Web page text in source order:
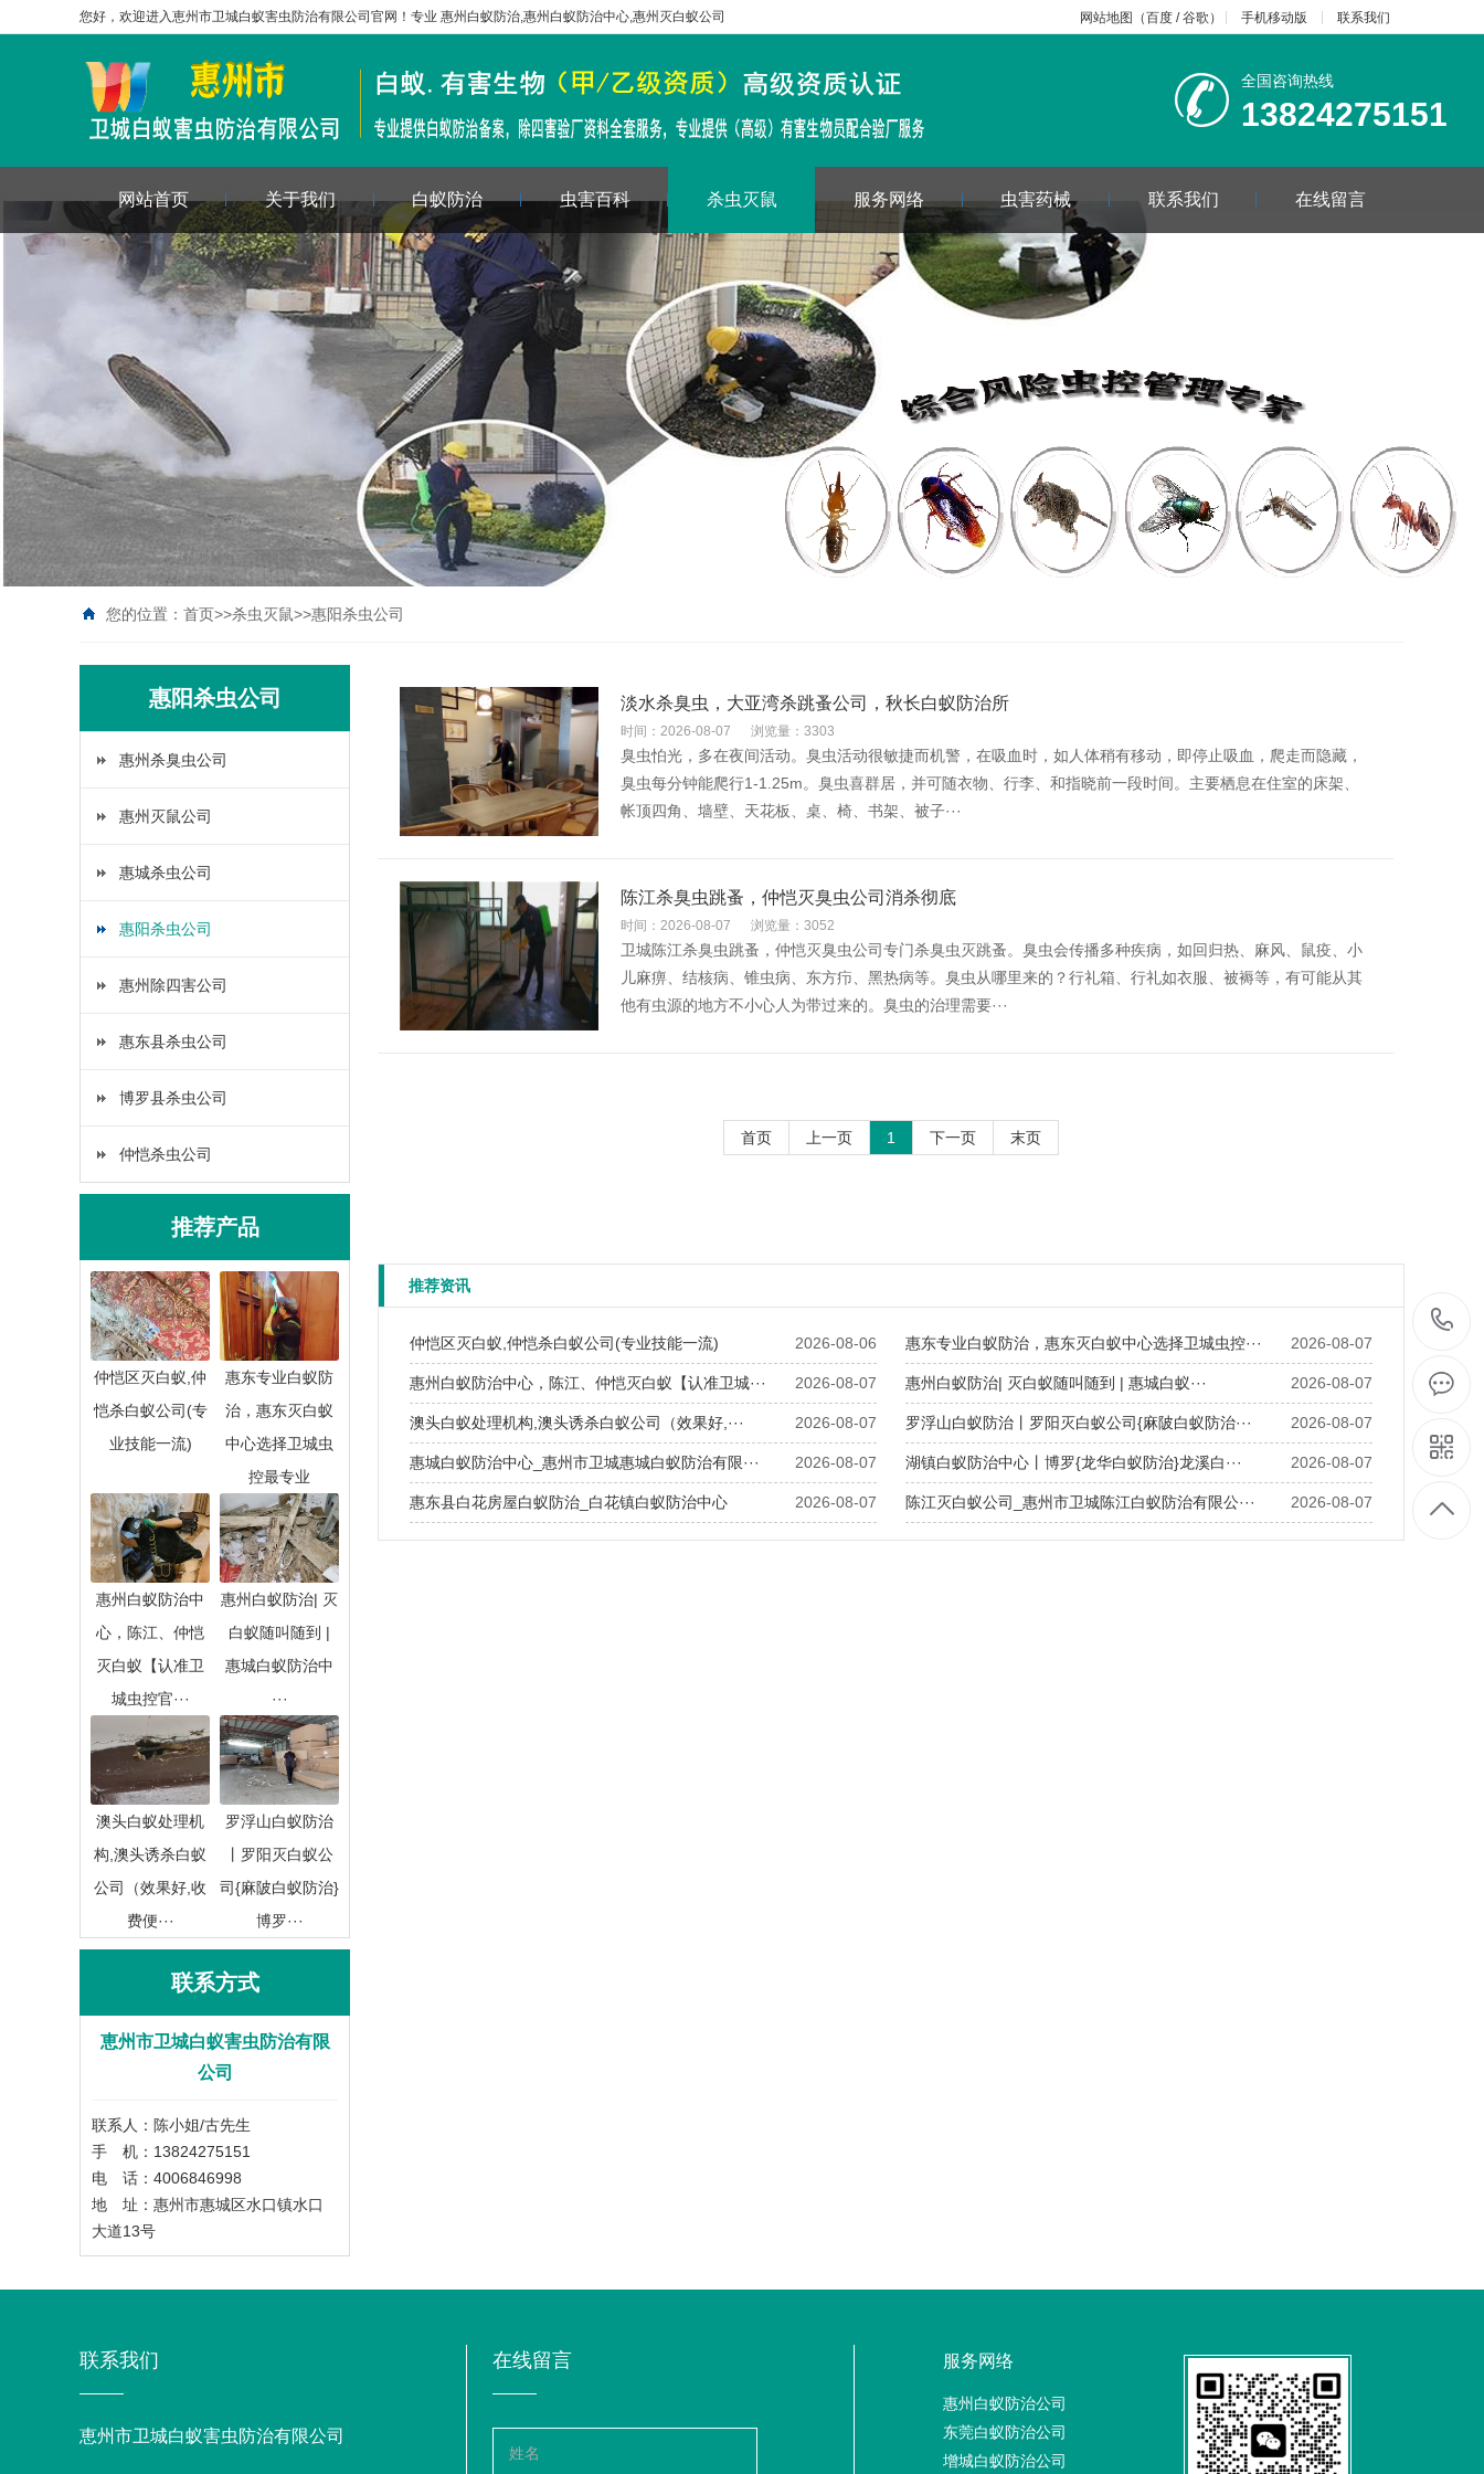
您好，欢迎进入恵州市卫城白蚁害虫防治有限公司官网！专业 惠州白蚁防治,惠州白蚁防治中心,惠州灭白蚁公司 网站地图 （百度 /谷歌 ） 手机移动版 联系我们
全国咨询热线
13824275151
网站首页 关于我们 白蚁防治 虫害百科 杀虫灭鼠 服务网络 虫害药械 联系我们 在线留言
您的位置： 首页>>杀虫灭鼠>>惠阳杀虫公司
惠阳杀虫公司
惠州杀臭虫公司
惠州灭鼠公司
惠城杀虫公司
惠阳杀虫公司
惠州除四害公司
惠东县杀虫公司
博罗县杀虫公司
仲恺杀虫公司
推荐产品
仲恺区灭白蚁,仲
恺杀白蚁公司(专
业技能一流)
惠东专业白蚁防
治，惠东灭白蚁
中心选择卫城虫
控最专业
惠州白蚁防治中
心，陈江、仲恺
灭白蚁【认准卫
城虫控官···
惠州白蚁防治| 灭
白蚁随叫随到 |
惠城白蚁防治中
···
澳头白蚁处理机
构,澳头诱杀白蚁
公司（效果好,收
费便···
罗浮山白蚁防治
丨罗阳灭白蚁公
司{麻陂白蚁防治}
博罗···
联系方式
恵州市卫城白蚁害虫防治有限
公司
联系人：陈小姐/古先生
手 机：13824275151
电 话：4006846998
地 址：惠州市惠城区水口镇水口
大道13号
淡水杀臭虫，大亚湾杀跳蚤公司，秋长白蚁防治所
时间：2026-08-07 浏览量：3303
臭虫怕光，多在夜间活动。臭虫活动很敏捷而机警，在吸血时，如人体稍有移动，即停止吸血，爬走而隐藏，
臭虫每分钟能爬行1-1.25m。臭虫喜群居，并可随衣物、行李、和指晓前一段时间。主要栖息在住室的床架、
帐顶四角、墙壁、天花板、桌、椅、书架、被子···
陈江杀臭虫跳蚤，仲恺灭臭虫公司消杀彻底
时间：2026-08-07 浏览量：3052
卫城陈江杀臭虫跳蚤，仲恺灭臭虫公司专门杀臭虫灭跳蚤。臭虫会传播多种疾病，如回归热、麻风、鼠疫、小
儿麻痹、结核病、锥虫病、东方疖、黑热病等。臭虫从哪里来的？行礼箱、行礼如衣服、被褥等，有可能从其
他有虫源的地方不小心人为带过来的。臭虫的治理需要···
首页 上一页 1 下一页 末页
推荐资讯
2026-08-06
​仲恺区灭白蚁,仲恺杀白蚁公司(专业技能一流) 2026-08-07
​惠东专业白蚁防治，惠东灭白蚁中心选择卫城虫控···
2026-08-07
​惠州白蚁防治中心，陈江、仲恺灭白蚁【认准卫城··· 2026-08-07
​惠州白蚁防治| 灭白蚁随叫随到 | 惠城白蚁···
2026-08-07
​澳头白蚁处理机构,澳头诱杀白蚁公司（效果好,··· 2026-08-07
​罗浮山白蚁防治丨罗阳灭白蚁公司{麻陂白蚁防治···
2026-08-07
​惠城白蚁防治中心_惠州市卫城惠城白蚁防治有限··· 2026-08-07
​湖镇白蚁防治中心丨博罗{龙华白蚁防治}龙溪白···
2026-08-07
​惠东县白花房屋白蚁防治_白花镇白蚁防治中心 2026-08-07
​陈江灭白蚁公司_惠州市卫城陈江白蚁防治有限公···
联系我们
恵州市卫城白蚁害虫防治有限公司
在线留言 服务网络
惠州白蚁防治公司
东莞白蚁防治公司
增城白蚁防治公司